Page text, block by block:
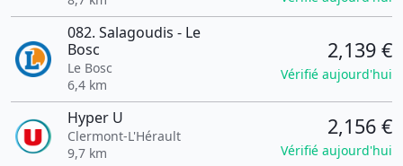
082. Salagoudis - Le
Bosc
Le Bosc
6,4 km
2,139 €
Vérifié aujourd'hui
Hyper U
Clermont-L'Hérault
9,7 km
2,156 €
Vérifié aujourd'hui